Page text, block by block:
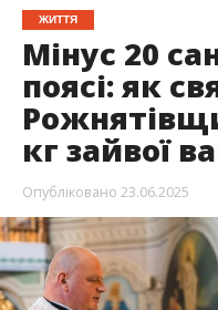
ЖИТТЯ
Мінус 20
поясі: як
кг зайвої
Опубліковано 23.06.2025